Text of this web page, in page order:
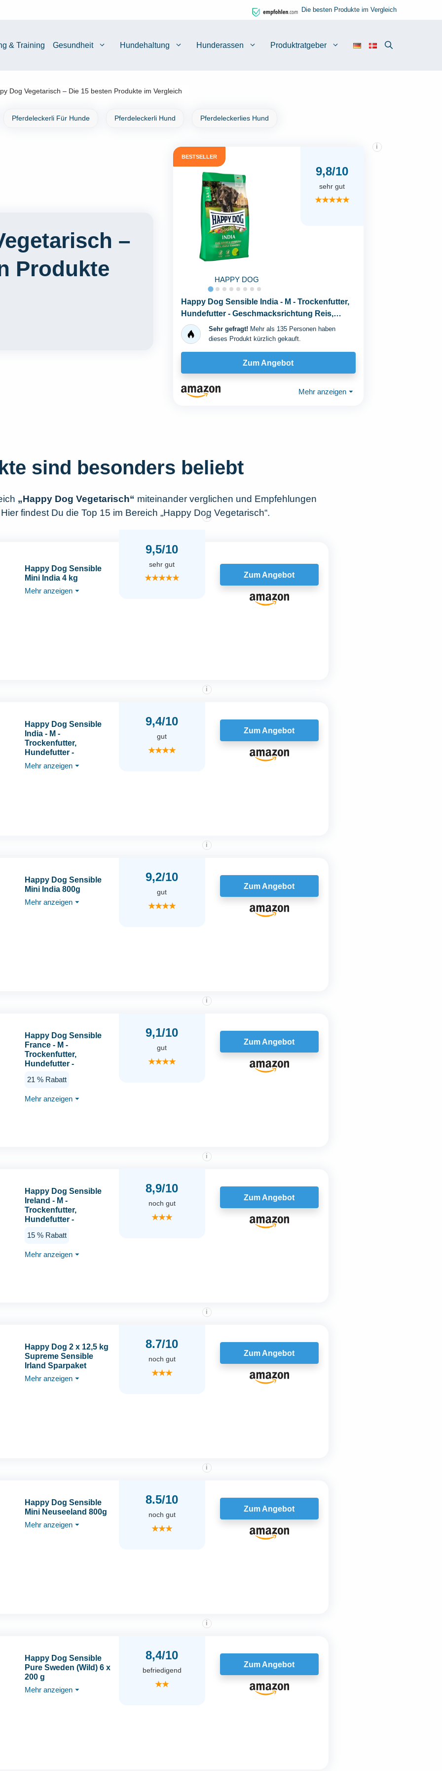
Die besten Produkte im Vergleich
& Training Gesundheit Hundehaltung Hunderassen Produktratgeber
Dog Vegetarisch – Die 15 besten Produkte im Vergleich
Pferdeleckerli Für Hunde Pferdeleckerli Hund Pferdeleckerlies Hund
–
Produkte
BESTSELLER
HAPPY DOG
9,8/10
i
sehr gut
★★★★★
Happy Dog Sensible India - M - Trockenfutter,
Hundefutter - Geschmacksrichtung Reis,
Erbsen...Sehr gefragt! Mehr als 135 Personen haben
dieses Produkt kürzlich gekauft.
Zum Angebot
Mehr anzeigen ⏷
sind besonders beliebt
„Happy Dog Vegetarisch“ miteinander verglichen und Empfehlungen
findest Du die Top 15 im Bereich „Happy Dog Vegetarisch“.
Happy Dog Sensible
Mini India 4 kg
Mehr anzeigen ⏷
9,5/10
i
sehr gut
★★★★★ Zum Angebot
Happy Dog Sensible
India - M -
Trockenfutter,
Hundefutter -
Geschmacksrichtung
Reis, Erbsen &
Mehr anzeigen ⏷
9,4/10
i
gut
★★★★
Zum Angebot
Happy Dog Sensible
Mini India 800g
Mehr anzeigen ⏷
9,2/10
i
gut
★★★★
Zum Angebot
Happy Dog Sensible
France - M -
Trockenfutter,
Hundefutter -
Gourmet Ente - 11kg –
21 % Rabatt
Mehr anzeigen ⏷
9,1/10
i
gut
★★★★
Zum Angebot
Happy Dog Sensible
Ireland - M -
Trockenfutter,
Hundefutter -
Lachs & Kaninchen -
15 % Rabatt
Mehr anzeigen ⏷
8,9/10
i
noch gut
★★★
Zum Angebot
Happy Dog 2 x 12,5 kg
Supreme Sensible
Irland Sparpaket
Mehr anzeigen ⏷
8.7/10
i
noch gut
★★★
Zum Angebot
Happy Dog Sensible
Mini Neuseeland 800g
Mehr anzeigen ⏷
8.5/10
i
noch gut
★★★
Zum Angebot
Happy Dog Sensible
Pure Sweden (Wild) 6 x
200 g
Mehr anzeigen ⏷
8,4/10
i
befriedigend
★★
Zum Angebot